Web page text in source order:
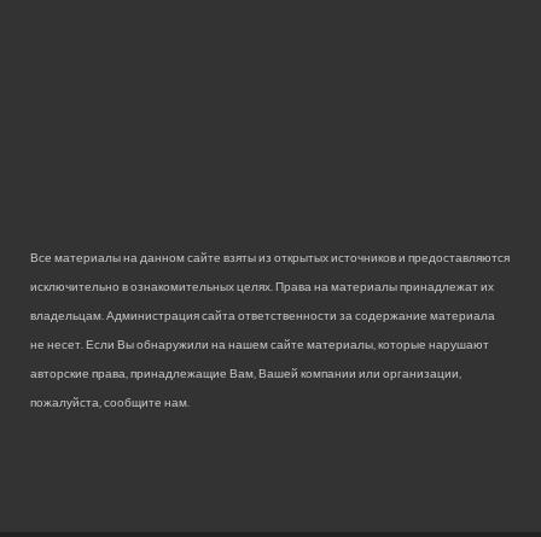
Все материалы на данном сайте взяты из открытых источников и предоставляются
исключительно в ознакомительных целях. Права на материалы принадлежат их
владельцам. Администрация сайта ответственности за содержание материала
не несет. Если Вы обнаружили на нашем сайте материалы, которые нарушают
авторские права, принадлежащие Вам, Вашей компании или организации,
пожалуйста, сообщите нам.